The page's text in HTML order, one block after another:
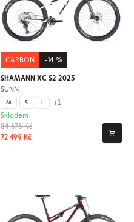
CARBON -14 %
SHAMANN XC S2 2025
SUNN
M S L +1
84 676 Kč
72 499 Kč
Skladem